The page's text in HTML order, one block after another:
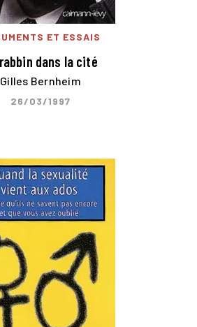
ET ESSAIS
dans la cité
Gilles Bernheim
26/03/1997